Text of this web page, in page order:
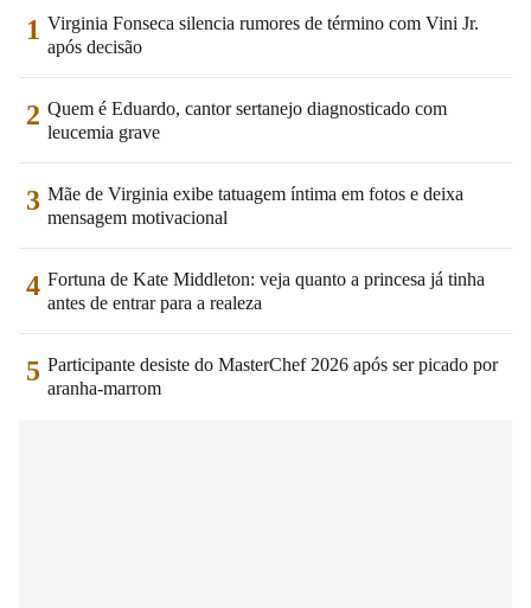
1 Virginia Fonseca silencia rumores de término com Vini Jr.
após decisão
2 Quem é Eduardo, cantor sertanejo diagnosticado com
leucemia grave
3 Mãe de Virginia exibe tatuagem íntima em fotos e deixa
mensagem motivacional
4 Fortuna de Kate Middleton: veja quanto a princesa já tinha
antes de entrar para a realeza
5 Participante desiste do MasterChef 2026 após ser picado por
aranha-marrom